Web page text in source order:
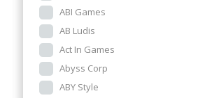
ABI Games
AB Ludis
Act In Games
Abyss Corp
ABY Style